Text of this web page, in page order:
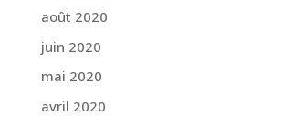
août 2020
juin 2020
mai 2020
avril 2020